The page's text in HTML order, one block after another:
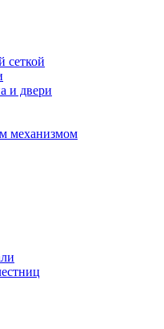
сеткой
и двери
механизмом